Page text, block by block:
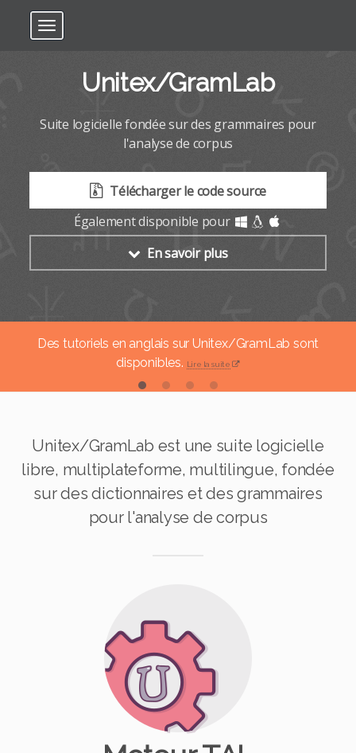
Toggle navigation
Unitex/GramLab
Suite logiciellefondée sur des grammaires pour
l'analyse de corpus
Télécharger le code source
Également disponible pour
En savoir plus
Des tutoriels en anglais sur Unitex/GramLab sont
disponibles. Lire la suite
Lire la suite
Lire la suite
Unitex/GramLab est une suite logicielle
libre, multiplateforme, multilingue, fondée
sur desdictionnaires et desgrammaires
pour l'analyse de corpus